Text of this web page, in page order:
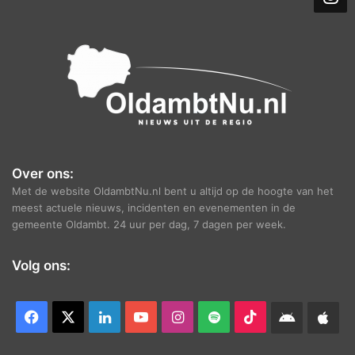
Over ons:
Met de website OldambtNu.nl bent u altijd op de hoogte van het
meest actuele nieuws, incidenten en evenementen in de
gemeente Oldambt. 24 uur per dag, 7 dagen per week.
Volg ons:
Facebook LinkedInYouTubeInstagram
Spotify TikTokAndroid